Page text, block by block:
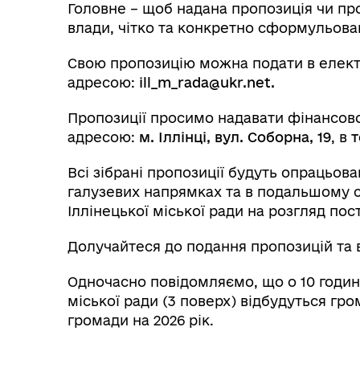
Головне – щоб надана пропозиція чи
влади, чітко та конкретно
Свою пропозицію можна подати в
адресою: ill_m_rada@ukr.net.
Пропозиції просимо надавати
адресою: м. Іллінці, вул. Соборна, 19, в
Всі зібрані пропозиції будуть
галузевих напрямках та в подальшому
Іллінецької міської ради на розгляд
Долучайтеся до подання пропозицій
Одночасно повідомляємо, що о 10 годині
міської ради (3 поверх) відбудуться
громади на 2026 рік.